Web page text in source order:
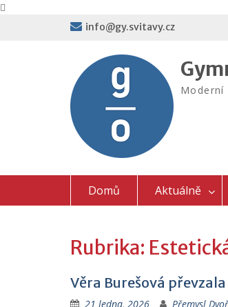
info@gy.svitavy.cz
Moderní
Domů Aktuálně
Rubrika:
Věra Burešová
21 ledna, 2026 Přemysl